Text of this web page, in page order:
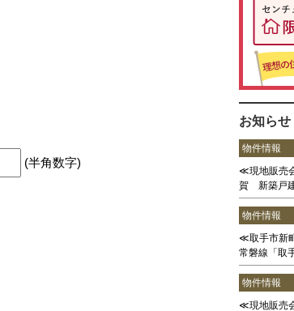
(半角数字)
お知らせ